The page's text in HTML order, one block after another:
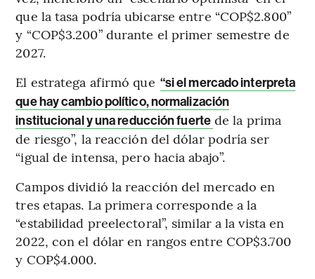
que la tasa podría ubicarse entre “COP$2.800”
y “COP$3.200” durante el primer semestre de
2027.
El estratega afirmó que “si el mercado interpreta
que hay cambio político, normalización
institucional y una reducción fuerte de la prima
de riesgo”, la reacción del dólar podría ser
“igual de intensa, pero hacia abajo”.
Campos dividió la reacción del mercado en
tres etapas. La primera corresponde a la
“estabilidad preelectoral”, similar a la vista en
2022, con el dólar en rangos entre COP$3.700
y COP$4.000.